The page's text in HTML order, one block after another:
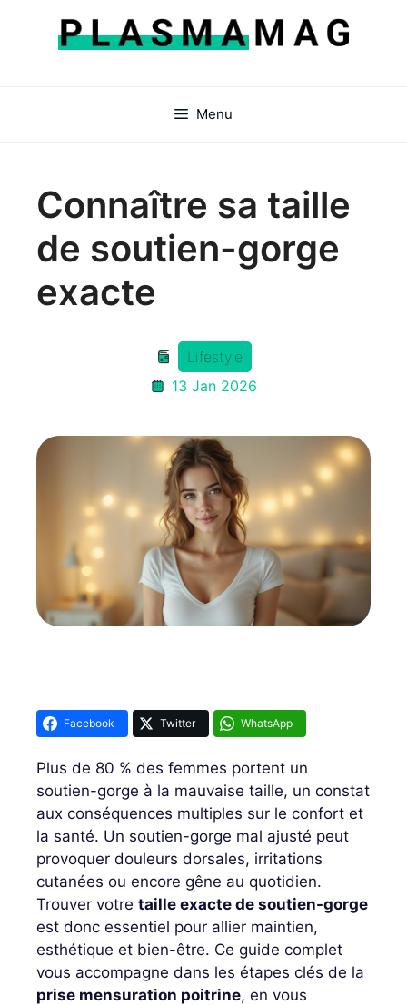
Menu
Connaître sa taille
de soutien-gorge
exacte
Lifestyle
13 Jan 2026
Facebook Twitter WhatsApp
Plus de 80 % des femmes portent un
soutien-gorge à la mauvaise taille, un constat
aux conséquences multiples sur le confort et
la santé. Un soutien-gorge mal ajusté peut
provoquer douleurs dorsales, irritations
cutanées ou encore gêne au quotidien.
Trouver votre taille exacte de soutien-gorge
est donc essentiel pour allier maintien,
esthétique et bien-être. Ce guide complet
vous accompagne dans les étapes clés de la
prise mensuration poitrine, en vous